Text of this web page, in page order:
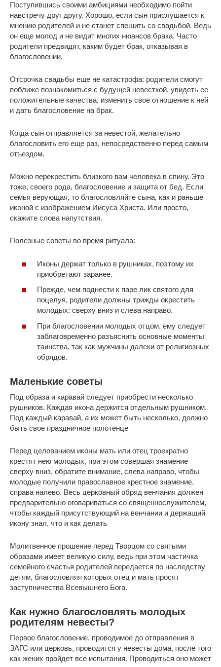
Поступившись своими амбициями необходимо пойти
навстречу друг другу. Хорошо, если сын прислушается к
мнению родителей и не станет спешить со свадьбой. Ведь
он еще молод и не видит многих нюансов брака. Часто
родители предвидят, каким будет брак, отказывая в
благословении.
Отсрочка свадьбы еще не катастрофа: родители смогут
поближе познакомиться с будущей невесткой, увидеть ее
положительные качества, изменить свое отношение к ней
и дать благословение на брак.
Когда сын отправляется за невестой, желательно
благословить его еще раз, непосредственно перед самым
отъездом.
Можно перекрестить близкого вам человека в спину. Это
тоже, своего рода, благословение и защита от бед. Если
семья верующая, то благословляйте сына, как и раньше
иконой с изображением Иисуса Христа. Или просто,
скажите слова напутствия.
Полезные советы во время ритуала:
Иконы держат только в рушниках, поэтому их
приобретают заранее.
Прежде, чем поднести к паре лик святого для
поцелуя, родители должны трижды окрестить
молодых: сверху вниз и слева направо.
При благословении молодых отцом, ему следует
заблаговременно разъяснить основные моменты
таинства, так как мужчины далеки от религиозных
обрядов.
Маленькие советы
Под образа и каравай следует приобрести несколько
рушников. Каждая икона держится отдельным рушником.
Под каждый каравай, а их может быть несколько, должно
быть свое праздничное полотенце
Перед целованием иконы мать или отец троекратно
крестят нею молодых, при этом совершая знамение
сверху вниз, обратите внимание, слева направо, чтобы
молодые получили православное крестное знамение,
справа налево. Весь церковный обряд венчания должен
предварительно оговариваться со священнослужителем,
чтобы каждый присутствующий на венчании и держащий
икону знал, что и как делать
Молитвенное прошение перед Творцом со святыми
образами имеет великую силу, ведь при этом частичка
семейного счастья родителей передается по наследству
детям, благословляя которых отец и мать просят
заступничества Всевышнего Бога.
Как нужно благословлять молодых
родителям невесты?
Первое благословение, проводимое до отправления в
ЗАГС или церковь, проводится у невесты дома, после того
как жених пройдет все испытания. Проводиться оно может